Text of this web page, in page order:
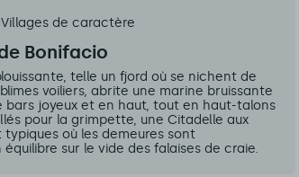
Villages de caractère
Bonifacio
telle un fjord où se nichent de
voiliers, abrite une marine bruissante
bars joyeux et en haut, tout en haut-talons
pour la grimpette, une Citadelle aux
où les demeures sont
sur le vide des falaises de craie.